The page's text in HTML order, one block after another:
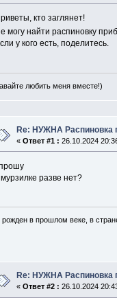
кто заглянет!
могу найти распиновку
у кого есть, поделитесь.
любить меня вместе!)
Re: НУЖНА Распиновка
« Ответ #1 : 26.10.2024
разве нет?
в прошлом веке, в
Re: НУЖНА Распиновка
« Ответ #2 : 26.10.2024